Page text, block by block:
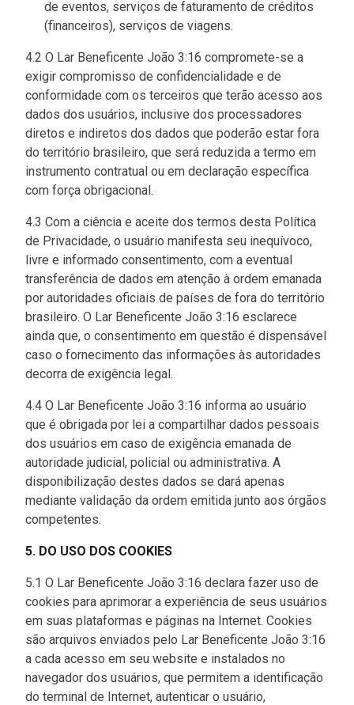
de eventos, serviços de faturamento de créditos
(financeiros), serviços de viagens.
4.2 O Lar Beneficente João 3:16 compromete-se a
exigir compromisso de confidencialidade e de
conformidade com os terceiros que terão acesso aos
dados dos usuários, inclusive dos processadores
diretos e indiretos dos dados que poderão estar fora
do território brasileiro, que será reduzida a termo em
instrumento contratual ou em declaração específica
com força obrigacional.
4.3 Com a ciência e aceite dos termos desta Política
de Privacidade, o usuário manifesta seu inequívoco,
livre e informado consentimento, com a eventual
transferência de dados em atenção à ordem emanada
por autoridades oficiais de países de fora do território
brasileiro. O Lar Beneficente João 3:16 esclarece
ainda que, o consentimento em questão é dispensável
caso o fornecimento das informações às autoridades
decorra de exigência legal.
4.4 O Lar Beneficente João 3:16 informa ao usuário
que é obrigada por lei a compartilhar dados pessoais
dos usuários em caso de exigência emanada de
autoridade judicial, policial ou administrativa. A
disponibilização destes dados se dará apenas
mediante validação da ordem emitida junto aos órgãos
competentes.
5. DO USO DOS COOKIES
5.1 O Lar Beneficente João 3:16 declara fazer uso de
cookies para aprimorar a experiência de seus usuários
em suas plataformas e páginas na Internet. Cookies
são arquivos enviados pelo Lar Beneficente João 3:16
a cada acesso em seu website e instalados no
navegador dos usuários, que permitem a identificação
do terminal de Internet, autenticar o usuário,